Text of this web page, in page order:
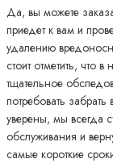
Да, вы можете
приедет к вам и
удалению
стоит отметить, что
тщательное
потребовать
уверены, мы всегда
обслуживания и
самые короткие